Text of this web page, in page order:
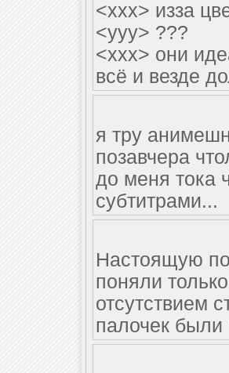
<xxx> изза
<yyy> ???
<xxx> они
всё и везде
я тру
позавчера
до меня тока
субтитрами...
Настоящую
поняли
отсутствием
палочек были